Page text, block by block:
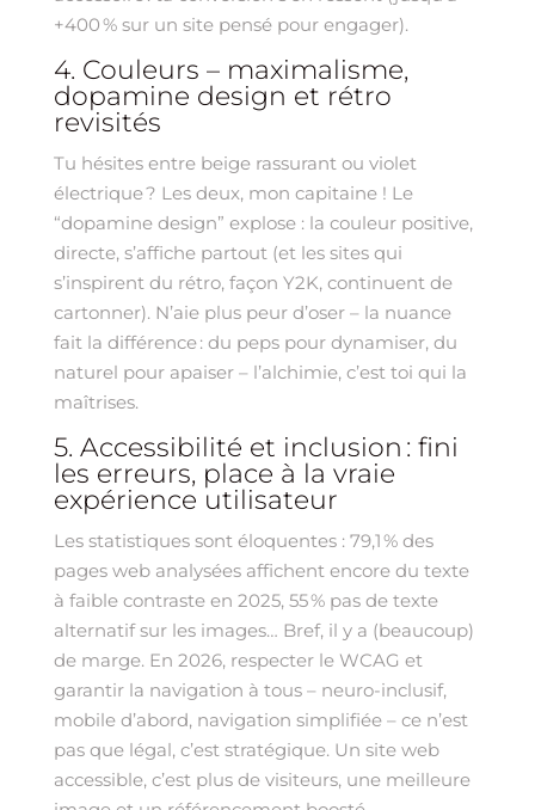
+400 % sur un site pensé pour engager).
4. Couleurs – maximalisme,
dopamine design et rétro
revisités
Tu hésites entre beige rassurant ou violet
électrique ? Les deux, mon capitaine ! Le
“dopamine design” explose : la couleur positive,
directe, s’affiche partout (et les sites qui
s’inspirent du rétro, façon Y2K, continuent de
cartonner). N’aie plus peur d’oser – la nuance
fait la différence : du peps pour dynamiser, du
naturel pour apaiser – l’alchimie, c’est toi qui la
maîtrises.
5. Accessibilité et inclusion : fini
les erreurs, place à la vraie
expérience utilisateur
Les statistiques sont éloquentes : 79,1 % des
pages web analysées affichent encore du texte
à faible contraste en 2025, 55 % pas de texte
alternatif sur les images… Bref, il y a (beaucoup)
de marge. En 2026, respecter le WCAG et
garantir la navigation à tous – neuro-inclusif,
mobile d’abord, navigation simplifiée – ce n’est
pas que légal, c’est stratégique. Un site web
accessible, c’est plus de visiteurs, une meilleure